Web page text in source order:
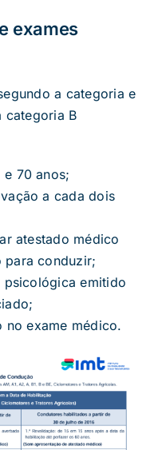
exames
a categoria e
categoria B
70 anos;
a cada dois
atestado médico
para conduzir;
emitido
no exame médico.